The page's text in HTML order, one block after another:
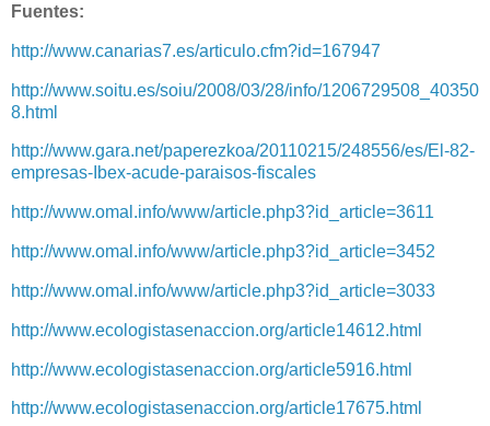
Fuentes:
http://www.canarias7.es/articulo.cfm?id=167947
http://www.soitu.es/soiu/2008/03/28/info/1206729508_40350
8.html
http://www.gara.net/paperezkoa/20110215/248556/es/El-82-
empresas-Ibex-acude-paraisos-fiscales
http://www.omal.info/www/article.php3?id_article=3611
http://www.omal.info/www/article.php3?id_article=3452
http://www.omal.info/www/article.php3?id_article=3033
http://www.ecologistasenaccion.org/article14612.html
http://www.ecologistasenaccion.org/article5916.html
http://www.ecologistasenaccion.org/article17675.html